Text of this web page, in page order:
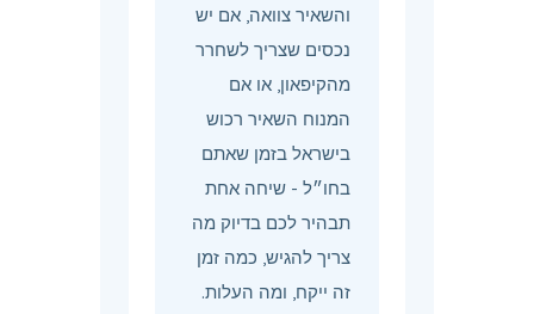
והשאיר צוואה, אם יש
נכסים שצריך לשחרר
מהקיפאון, או אם
המנוח השאיר רכוש
בישראל בזמן שאתם
בחו״ל - שיחה אחת
תבהיר לכם בדיוק מה
צריך להגיש, כמה זמן
זה ייקח, ומה העלות.